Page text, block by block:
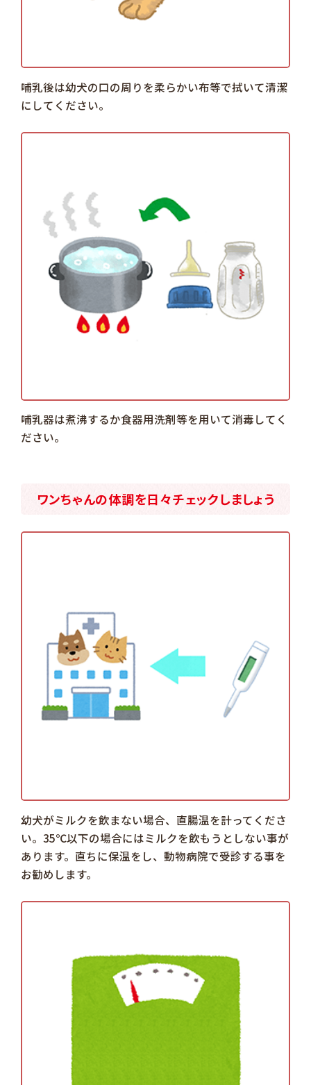
哺乳後は幼犬の口の周りを柔らかい布等で拭いて清潔
にしてください。
哺乳器は煮沸するか食器用洗剤等を用いて消毒してく
ださい。
ワンちゃんの体調を日々チェックしましょう
幼犬がミルクを飲まない場合、直腸温を計ってくださ
い。35℃以下の場合にはミルクを飲もうとしない事が
あります。直ちに保温をし、動物病院で受診する事を
お勧めします。